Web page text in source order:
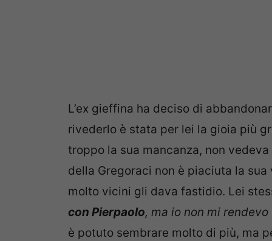
L’ex gieffina ha deciso di
rivederlo è stata per lei la gioia più
troppo la sua mancanza, non
della Gregoraci non è piaciuta la sua
molto vicini gli dava fastidio. Lei
con Pierpaolo, ma io non mi rendevo
è potuto sembrare molto di più, ma